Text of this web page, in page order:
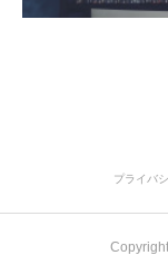
プライバ